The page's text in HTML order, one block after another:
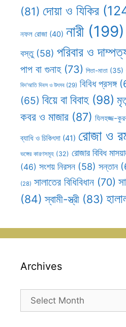
(81) দোয়া ও যিকির
নফল রোজা (40) নারী(199)
বস্তু(58) পরিবার ও
পাপ বা গুনাহ(73) পিতা-মাতা (35)
বিদ’আতি দিবস ও উৎসব (29) বিবিধ প্রসঙ্গ
(65) বিয়ে বা বিবাহ (98)
কবর ও মাজার (87) যিলহজ্জ-
ব্যাধি ও চিকিৎসা (41) রোজা ও
ভঙ্গের কারণসমূহ (32) রোজার বিবিধ
(46) সংশয় নিরসন (58) সন্তান
(28) সালাতের বিধিবিধান (70)
(84) স্বামী-স্ত্রী (83)
Archives
Archives